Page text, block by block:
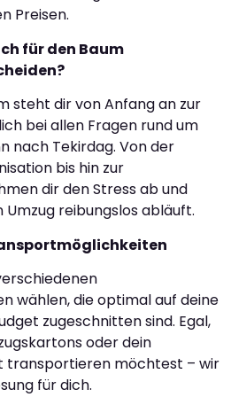
Preisen.
für den Baum
steht dir von Anfang an zur
bei allen Fragen rund um
nach Tekirdag. Von der
bis hin zur
dir den Stress ab und
Umzug reibungslos abläuft.
wählen, die optimal auf deine
zugeschnitten sind. Egal,
oder dein
transportieren möchtest – wir
für dich.